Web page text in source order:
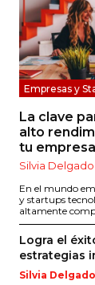
Empresas y
La clave
alto
tu empresa
Silvia Delgado
En el mundo
y startups
altamente
Logra el
estrategias
Silvia Delgado